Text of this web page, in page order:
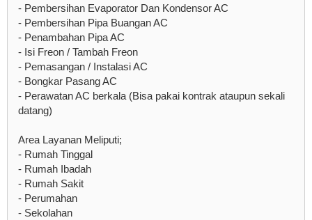
- Pembersihan Evaporator Dan Kondensor AC
- Pembersihan Pipa Buangan AC
- Penambahan Pipa AC
- Isi Freon / Tambah Freon
- Pemasangan / Instalasi AC
- Bongkar Pasang AC
- Perawatan AC berkala (Bisa pakai kontrak ataupun sekali
datang)
Area Layanan Meliputi;
- Rumah Tinggal
- Rumah Ibadah
- Rumah Sakit
- Perumahan
- Sekolahan